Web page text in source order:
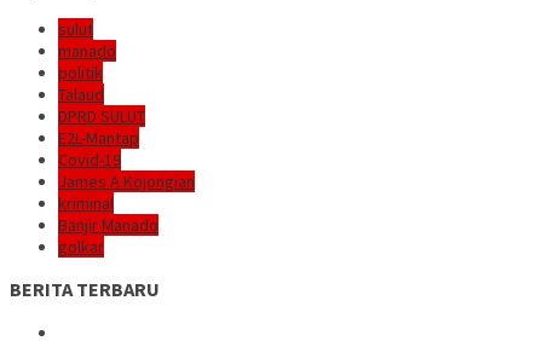
sulut
manado
politik
Talaud
DPRD SULUT
E2L-Mantap
Covid-19
James A Kojongian
kriminal
Banjir Manado
golkar
BERITA TERBARU